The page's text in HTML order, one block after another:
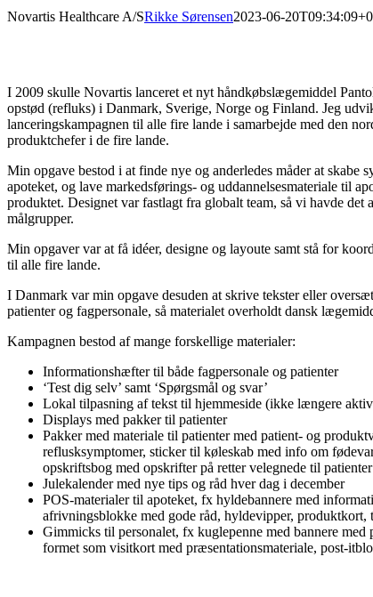
Novartis Healthcare A/SRikke Sørensen2023-06-
I 2009 skulle Novartis lanceret et nyt håndkøbslægemiddel
opstød (refluks) i Danmark, Sverige, Norge og Finland. Jeg
lanceringskampagnen til alle fire lande i samarbejde med den
produktchefer i de fire lande.
Min opgave bestod i at finde nye og anderledes måder at skabe
apoteket, og lave markedsførings- og uddannelsesmateriale til
produktet. Designet var fastlagt fra globalt team, så vi havde det
målgrupper.
Min opgaver var at få idéer, designe og layoute samt stå for
til alle fire lande.
I Danmark var min opgave desuden at skrive tekster eller
patienter og fagpersonale, så materialet overholdt dansk
Kampagnen bestod af mange forskellige materialer:
Informationshæfter til både fagpersonale og patienter
‘Test dig selv’ samt ‘Spørgsmål og svar’
Lokal tilpasning af tekst til hjemmeside (ikke længere
Displays med pakker til patienter
Pakker med materiale til patienter med patient- og
reflusksymptomer, sticker til køleskab med info om
opskriftsbog med opskrifter på retter velegnede til
Julekalender med nye tips og råd hver dag i december
POS-materialer til apoteket, fx hyldebannere med
afrivningsblokke med gode råd, hyldevipper, produktkort,
Gimmicks til personalet, fx kuglepenne med bannere
formet som visitkort med præsentationsmateriale, post-